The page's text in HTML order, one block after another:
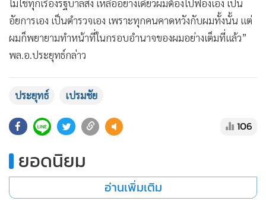
ไม่ใช่ทุกเรื่องรัฐบาลสั่ง เหลืออย่างเดียวผมต้องไปฟ้องเอง เป็น
อัยการเอง เป็นตำรวจเอง เพราะทุกคนคาดหวังกับผมทั้งนั้น แต่
ผมก็พยายามทำหน้าที่ในกรอบอำนาจของผมอย่างเต็มที่แล้ว”
พล.อ.ประยุทธ์กล่าว
ประยุทธ์ เปรมชัย
106
ยอดนิยม
อ่านเพิ่มเติม